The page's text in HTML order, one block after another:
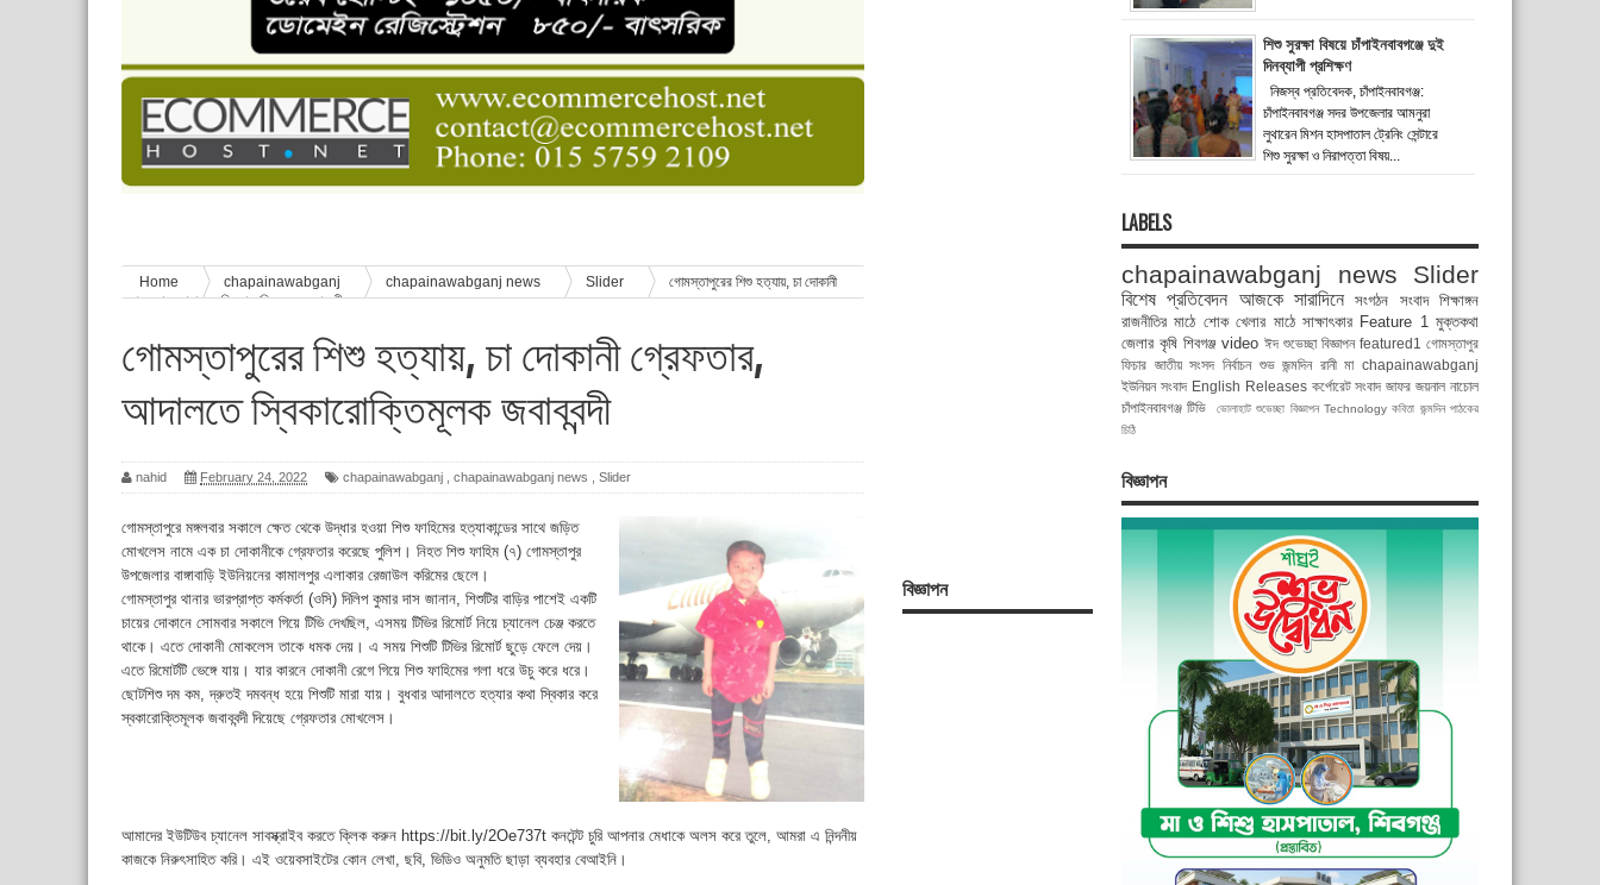
চাঁপাইনবাবগঞ্জে শেষ হয়েছে ৫ দিনের স্কাউট ইউনিট লিডার বেসিক কোর্স
বাংলাদেশ স্কাউটস দিবস পালন
পানি সংকট, কলস নিয়ে বিক্ষোভ
ঈদের শুভেচ্ছা জানিয়েছেন সাবেক ছাত্রলীগ নেতা আবু হাসনাত সুমন
শিশু সুরক্ষা বিষয়ে চাঁপাইনবাবগঞ্জে দুই দিনব্যাপী প্রশিক্ষণ
বিজ্ঞাপন
Home chapainawabganj chapainawabganj news Slider
গোমস্তাপুরের শিশু হত্যায়, চা দোকানী
গ্রেফতার, আদালতে স্বিকারোক্তিমূলক জবাববন্দী
গোমস্তাপুরের শিশু হত্যায়, চা দোকানী গ্রেফতার,
আদালতে স্বিকারোক্তিমূলক জবাববন্দী
nahid February 24, 2022 chapainawabganj chapainawabganj news Slider
গোমস্তাপুরে মঙ্গলবার সকালে ক্ষেত থেকে উদ্ধার হওয়া শিশু ফাহিমের হত্যাকান্ডের সাথে জড়িত
মোখলেস নামে এক চা দোকানীকে গ্রেফতার করেছে পুলিশ। নিহত শিশু ফাহিম (৭) গোমস্তাপুর
উপজেলার বাঙ্গাবাড়ি ইউনিয়নের কামালপুর এলাকার রেজাউল করিমের ছেলে।
গোমস্তাপুর থানার ভারপ্রাপ্ত কর্মকর্তা (ওসি) দিলিপ কুমার দাস জানান, শিশুটির বাড়ির পাশেই একটি
চায়ের দোকানে সোমবার সকালে গিয়ে টিভি দেখছিল, এসময় টিভির রিমোর্ট নিয়ে চ্যানেল চেঞ্জ করতে
থাকে। এতে দোকানী মোকলেস তাকে ধমক দেয়। এ সময় শিশুটি টিভির রিমোর্ট ছুড়ে ফেলে দেয়।
এতে রিমোর্টটি ভেঙ্গে যায়। যার কারনে দোকানী রেগে গিয়ে শিশু ফাহিমের গলা ধরে উচু করে ধরে।
ছোটশিশু দম কম, দ্রুতই দমবন্ধ হয়ে শিশুটি মারা যায়। বুধবার আদালতে হত্যার কথা স্বিকার করে
স্বকারোক্তিমূলক জবাববন্দী দিয়েছে গ্রেফতার মোখলেস।
আমাদের ইউটিউব চ্যানেল সাবস্ক্রাইব করতে ক্লিক করুন https://bit.ly/2Oe737t কনটেন্ট চুরি আপনার মেধাকে অলস করে তুলে, আমরা এ নিন্দনীয়
কাজকে নিরুৎসাহিত করি। এই ওয়েবসাইটের কোন লেখা, ছবি, ভিডিও অনুমতি ছাড়া ব্যবহার বেআইনি।
শিশু সুরক্ষা বিষয়ে চাঁপাইনবাবগঞ্জে দুই
দিনব্যাপী প্রশিক্ষণ
নিজস্ব প্রতিবেদক, চাঁপাইনবাবগঞ্জ:
চাঁপাইনবাবগঞ্জ সদর উপজেলার আমনুরা
লুথারেন মিশন হাসপাতাল ট্রেনিং সেন্টারে
শিশু সুরক্ষা ও নিরাপত্তা বিষয়...
LABELS
chapainawabganj news Slider
বিশেষ প্রতিবেদন আজকে সারাদিনে সংগঠন সংবাদ
শিক্ষাঙ্গন
রাজনীতির মাঠে শোক খেলার মাঠে সাক্ষাৎকার Feature 1 মুক্তকথা
জেলার কৃষি শিবগঞ্জ video ঈদ শুভেচ্ছা বিজ্ঞাপন featured1 গোমস্তাপুর
ফিচার জাতীয় সংসদ নির্বাচন শুভ জন্মদিন রানী মা chapainawabganj
ইউনিয়ন সংবাদ English Releases কর্পোরেট সংবাদ জাফর জয়নাল নাচোল
চাঁপাইনবাবগঞ্জ টিভি
ভোলাহাট শুভেচ্ছা বিজ্ঞাপন Technology কবিতা জন্মদিন পাঠকের
চিঠি
বিজ্ঞাপন